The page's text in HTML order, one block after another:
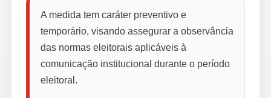
A medida tem caráter preventivo e
temporário, visando assegurar a observância
das normas eleitorais aplicáveis à
comunicação institucional durante o período
eleitoral.